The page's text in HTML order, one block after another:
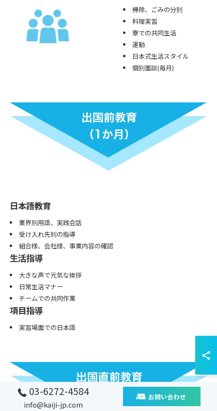
掃除、ごみの分別
料理実習
寮での共同生活
運動
日本式生活スタイル
個別面談(毎月)
日本語教育
業界別用語、実践会話
受け入れ先別の指導
組合様、会社様、事業内容の確認
生活指導
大きな声で元気な挨拶
日常生活マナー
チームでの共同作業
項目指導
実習場面での日本語
03-6272-4584
info@kaiji-jp.com
お問い合わせ